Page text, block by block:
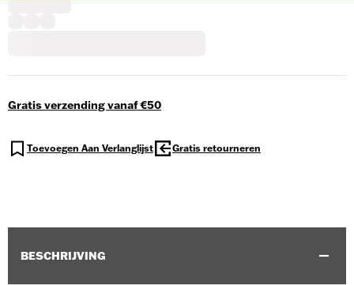
Gratis verzending vanaf €50
Toevoegen Aan Verlanglijst Gratis retourneren
BESCHRIJVING